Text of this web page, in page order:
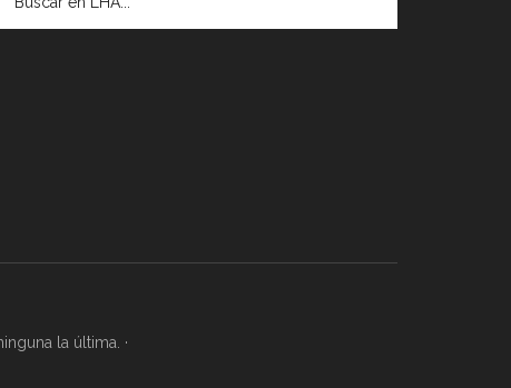
la última. ·